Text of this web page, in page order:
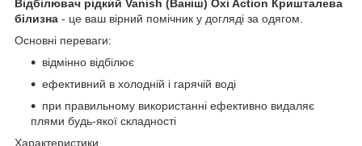
Відбілювач рідкий Vanish (Ваніш) Oxi Action Кришталева
білизна - це ваш вірний помічник у догляді за одягом.
Основні переваги:
відмінно відбілює
ефективний в холодній і гарячій воді
при правильному використанні ефективно видаляє
плями будь-якої складності
Характеристики